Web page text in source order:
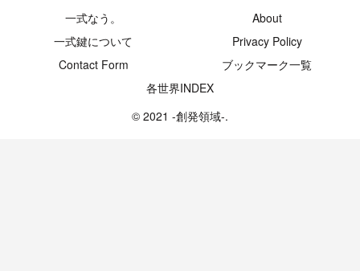
一式なう。
About
一式鍵について
Privacy Policy
Contact Form
ブックマーク一覧
各世界INDEX
© 2021 -創発領域-.